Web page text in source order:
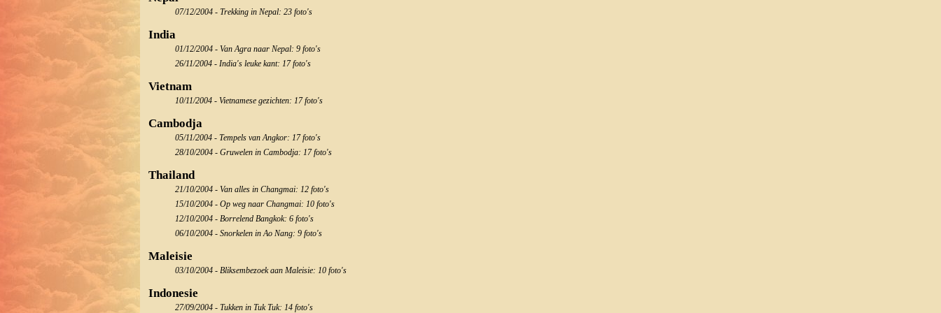
07/12/2004 - Trekking in Nepal: 23 foto's
India
01/12/2004 - Van Agra naar Nepal: 9 foto's
26/11/2004 - India's leuke kant: 17 foto's
Vietnam
10/11/2004 - Vietnamese gezichten: 17 foto's
Cambodja
05/11/2004 - Tempels van Angkor: 17 foto's
28/10/2004 - Gruwelen in Cambodja: 17 foto's
Thailand
21/10/2004 - Van alles in Changmai: 12 foto's
15/10/2004 - Op weg naar Changmai: 10 foto's
12/10/2004 - Borrelend Bangkok: 6 foto's
06/10/2004 - Snorkelen in Ao Nang: 9 foto's
Maleisie
03/10/2004 - Bliksembezoek aan Maleisie: 10 foto's
Indonesie
27/09/2004 - Tukken in Tuk Tuk: 14 foto's